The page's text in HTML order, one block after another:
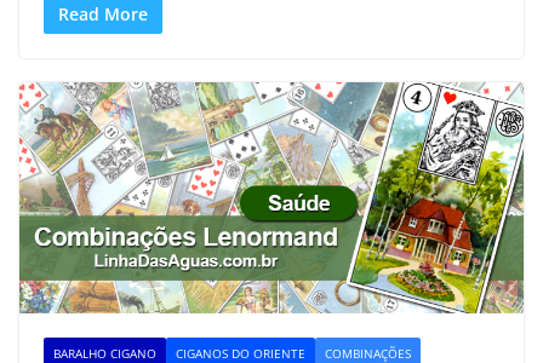
Read More
BARALHO CIGANO CIGANOS DO ORIENTE COMBINAÇÕES